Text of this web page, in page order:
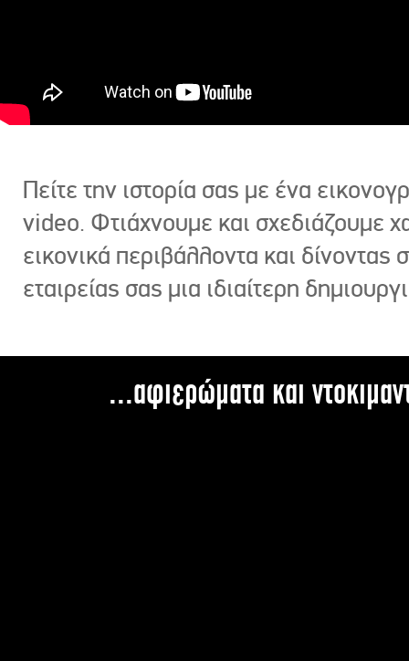
Πείτε την ιστορία σας με ένα
video. Φτιάχνουμε και σχεδιάζουμε
εικονικά περιβάλλοντα και δίνοντας
εταιρείας σας μια ιδιαίτερη
...αφιερώματα και